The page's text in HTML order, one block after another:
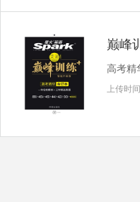
巅峰
高考精
上传时